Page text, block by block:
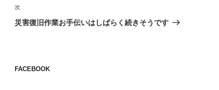
ビ
ゲ
ン
稿
次
の
次
災害復旧作業お手伝いはしばらく続きそうです
FACEBOOK